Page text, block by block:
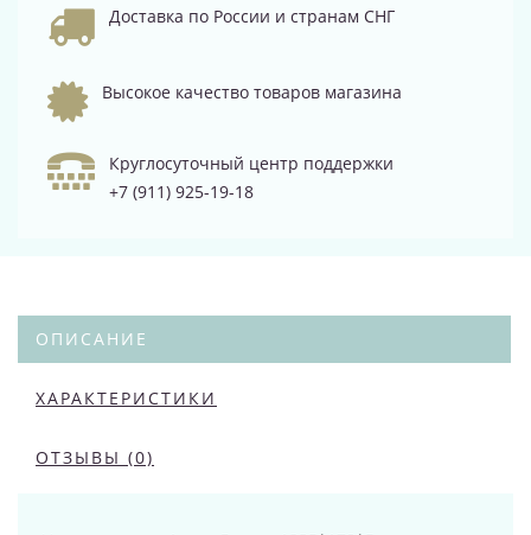
Доставка по России и странам СНГ
Высокое качество товаров магазина
Круглосуточный центр поддержки
+7 (911) 925-19-18
ОПИСАНИЕ
ХАРАКТЕРИСТИКИ
ОТЗЫВЫ (0)